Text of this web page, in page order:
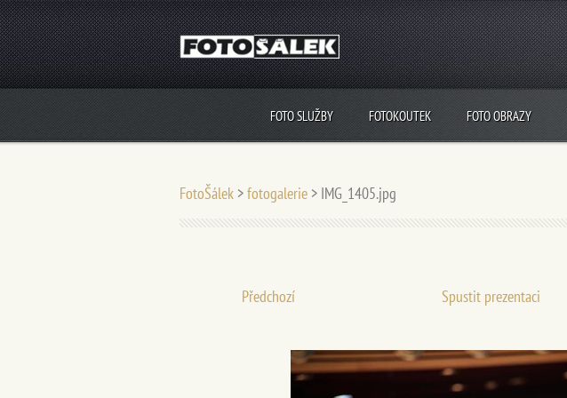
FOTO SLUŽBY FOTOKOUTEK FOTO OBRAZY
FotoŠálek >fotogalerie > IMG_1405.jpg
Předchozí Spustit prezentaci